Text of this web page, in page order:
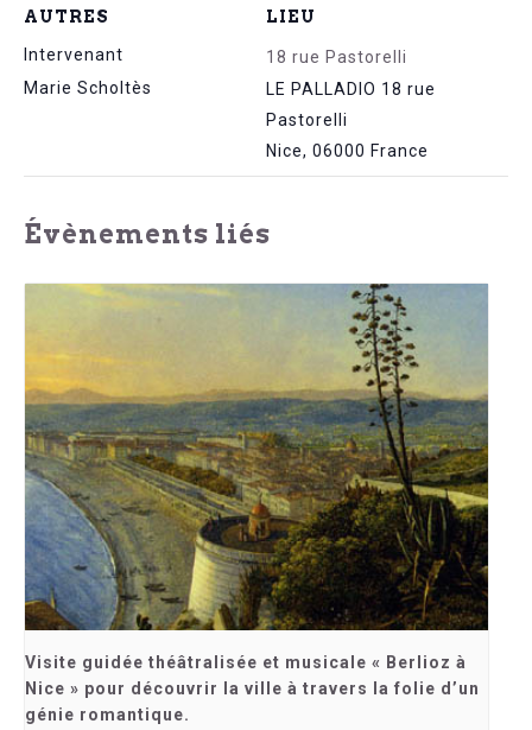
LIEU
18 rue Pastorelli
LE PALLADIO 18 rue
Pastorelli
Nice, 06000 France
AUTRES
Intervenant
Marie Scholtès
Évènements liés
Visite guidée théâtralisée et musicale « Berlioz à
Nice » pour découvrir la ville à travers la folie d’un
génie romantique.